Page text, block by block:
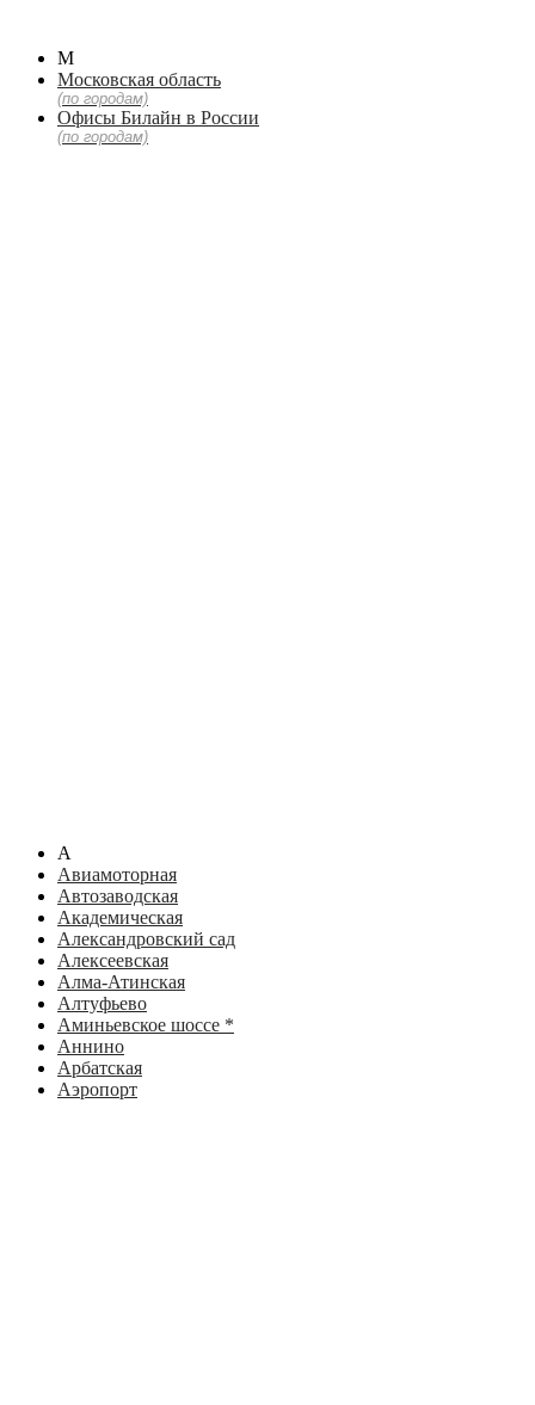
М
Московская область
(по городам)
Офисы Билайн в России
(по городам)
А
Авиамоторная
Автозаводская
Академическая
Александровский сад
Алексеевская
Алма-Атинская
Алтуфьево
Аминьевское шоссе *
Аннино
Арбатская
Аэропорт